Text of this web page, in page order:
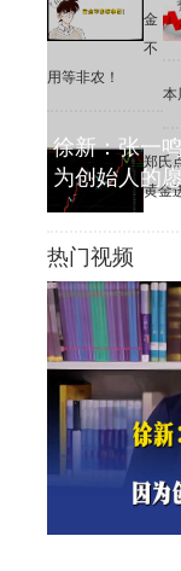
金
不
用等非农！
本
郑氏
黄金
热门视频
徐新：张一
为创始人的
李迅雷：6.3%
美股1万家公司
李迅雷：A股一
为7.5%，远低
李迅雷：科创